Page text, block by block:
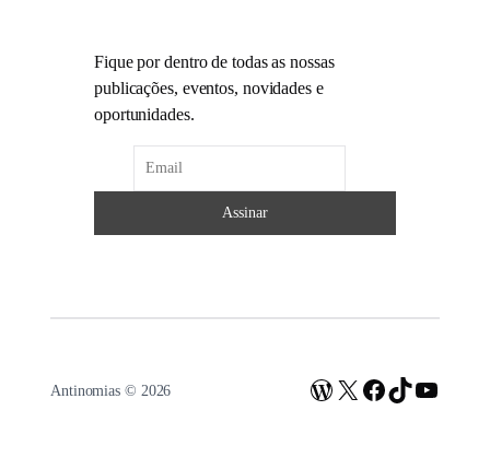
Fique por dentro de todas as nossas
publicações, eventos, novidades e
oportunidades.
Antinomias © 2026 WordPress
X Facebook
TikTok